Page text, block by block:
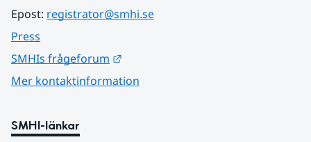
Epost: registrator@smhi.se
Press
SMHIs frågeforum
Mer kontaktinformation
SMHI-länkar